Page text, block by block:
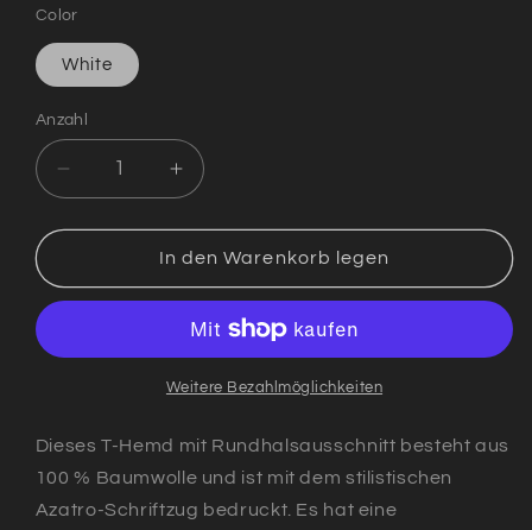
Color
White
Anzahl
Verringere
die
Menge
T-
Hemd
Azatro
Erhöhe
die
Menge
für
T-
Azatro
(weiss)
In den Warenkorb legen
Weitere Bezahlmöglichkeiten
Dieses T-Hemd mit Rundhalsausschnitt besteht aus
100 % Baumwolle und ist mit dem stilistischen
Azatro-Schriftzug bedruckt. Es hat eine